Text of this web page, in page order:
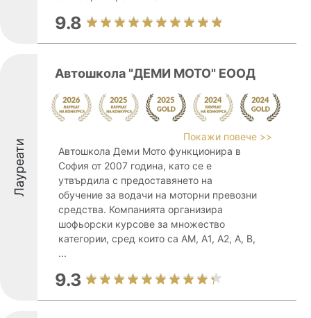
9.8
Лауреати
Автошкола "ДЕМИ МОТО" ЕООД
Покажи повече >>
Автошкола Деми Мото функционира в
София от 2007 година, като се е
утвърдила с предоставянето на
обучение за водачи на моторни превозни
средства. Компанията организира
шофьорски курсове за множество
категории, сред които са AM, A1, A2, A, B,
...
9.3